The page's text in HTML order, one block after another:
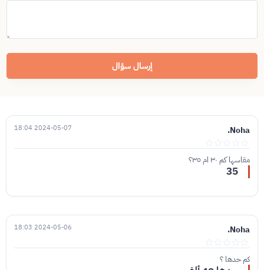
إرسال سؤال
Noha.
2024-05-07 18:04
مقاسها كم ٣٠ ام ٣٥؟
35
Noha.
2024-05-06 18:03
كم حدها ؟